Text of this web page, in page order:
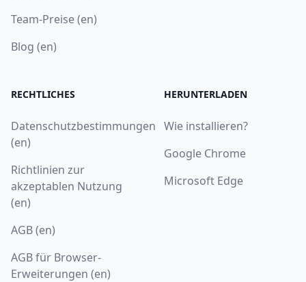
Team-Preise (en)
Blog (en)
RECHTLICHES
Datenschutzbestimmungen
(en)
Richtlinien zur
akzeptablen Nutzung
(en)
AGB (en)
AGB für Browser-
Erweiterungen (en)
HERUNTERLADEN
Wie installieren?
Google Chrome
Microsoft Edge